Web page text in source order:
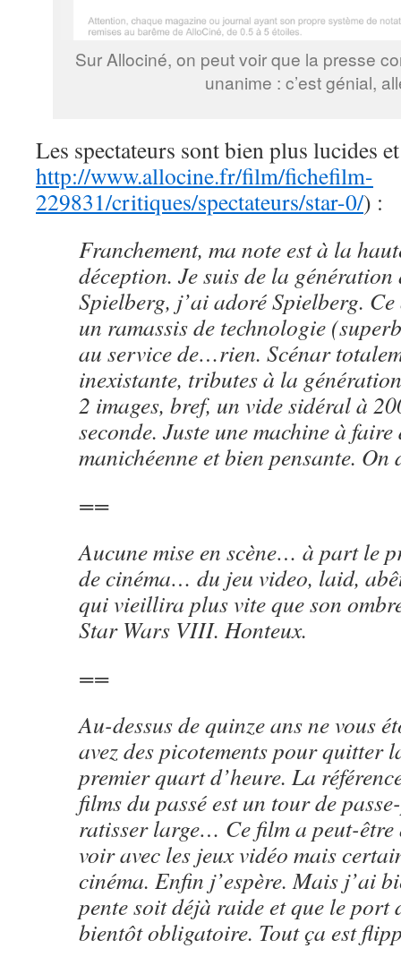
Sur Allociné, on peut voir que la presse
unanime : c’est génial,
Les spectateurs sont bien plus lucides
http://www.allocine.fr/film/fichefilm-
229831/critiques/spectateurs/star-0/) :
Franchement, ma note est à la
déception. Je suis de la
Spielberg, j’ai adoré Spielberg.
un ramassis de technologie
au service de…rien. Scénar
inexistante, tributes à la
2 images, bref, un vide sidéral à
seconde. Juste une machine à
manichéenne et bien pensante.
==
Aucune mise en scène… à part le
de cinéma… du jeu video, laid,
qui vieillira plus vite que son
Star Wars VIII. Honteux.
==
Au-dessus de quinze ans ne vous
avez des picotements pour quitter
premier quart d’heure. La
films du passé est un tour de
ratisser large… Ce film a peut-être
voir avec les jeux vidéo mais
cinéma. Enfin j’espère. Mais j’ai
pente soit déjà raide et que le port
bientôt obligatoire. Tout ça est